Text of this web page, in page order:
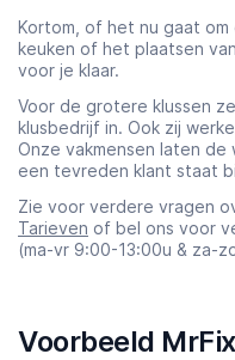
Kortom, of het nu gaat
keuken of het plaatsen
voor je klaar.
Voor de grotere klussen
klusbedrijf in. Ook zij
Onze vakmensen laten
een tevreden klant staat
Zie voor verdere vragen
Tarieven of bel ons voor
(ma-vr 9:00-13:00u & za-
Voorbeeld